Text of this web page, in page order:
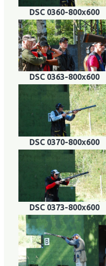
DSC 0360-800x600
DSC 0363-800x600
DSC 0370-800x600
DSC 0373-800x600